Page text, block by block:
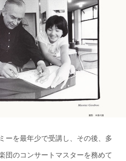
ーを最年少で受講し、その後、多
団のコンサートマスターを務めて